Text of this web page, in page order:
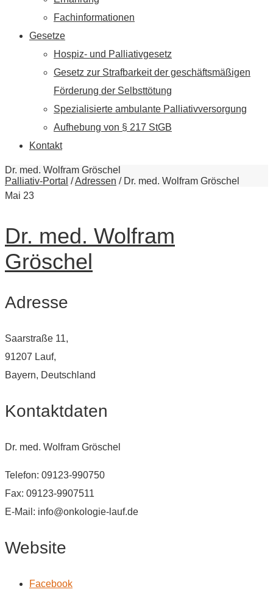
Fachinformationen
Gesetze
Hospiz- und Palliativgesetz
Gesetz zur Strafbarkeit der geschäftsmäßigen
Förderung der Selbsttötung
Spezialisierte ambulante Palliativversorgung
Aufhebung von § 217 StGB
Kontakt
Dr. med. Wolfram Gröschel
Palliativ-Portal /Adressen / Dr. med. Wolfram Gröschel
Mai 23
Dr. med. Wolfram
Gröschel
Adresse
Saarstraße 11,
91207 Lauf,
Bayern, Deutschland
Kontaktdaten
Dr. med. Wolfram Gröschel
Telefon: 09123-990750
Fax: 09123-9907511
E-Mail: info@onkologie-lauf.de
Website
Facebook